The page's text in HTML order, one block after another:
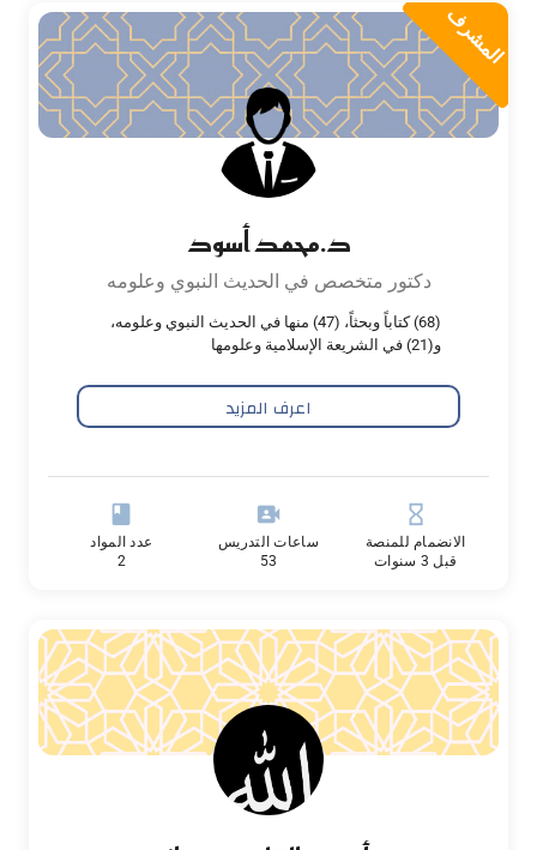
المشرف
د.محمد أسود
دكتور متخصص في الحديث النبوي وعلومه
(68) كتاباً وبحثاً، (47) منها في الحديث النبوي وعلومه،
و(21) في الشريعة الإسلامية وعلومها
اعرف المزيد
hourglass_empty
الانضمام للمنصة
قبل 3 سنوات
video_camera_front
ساعات التدريس
53
book
عدد المواد
2